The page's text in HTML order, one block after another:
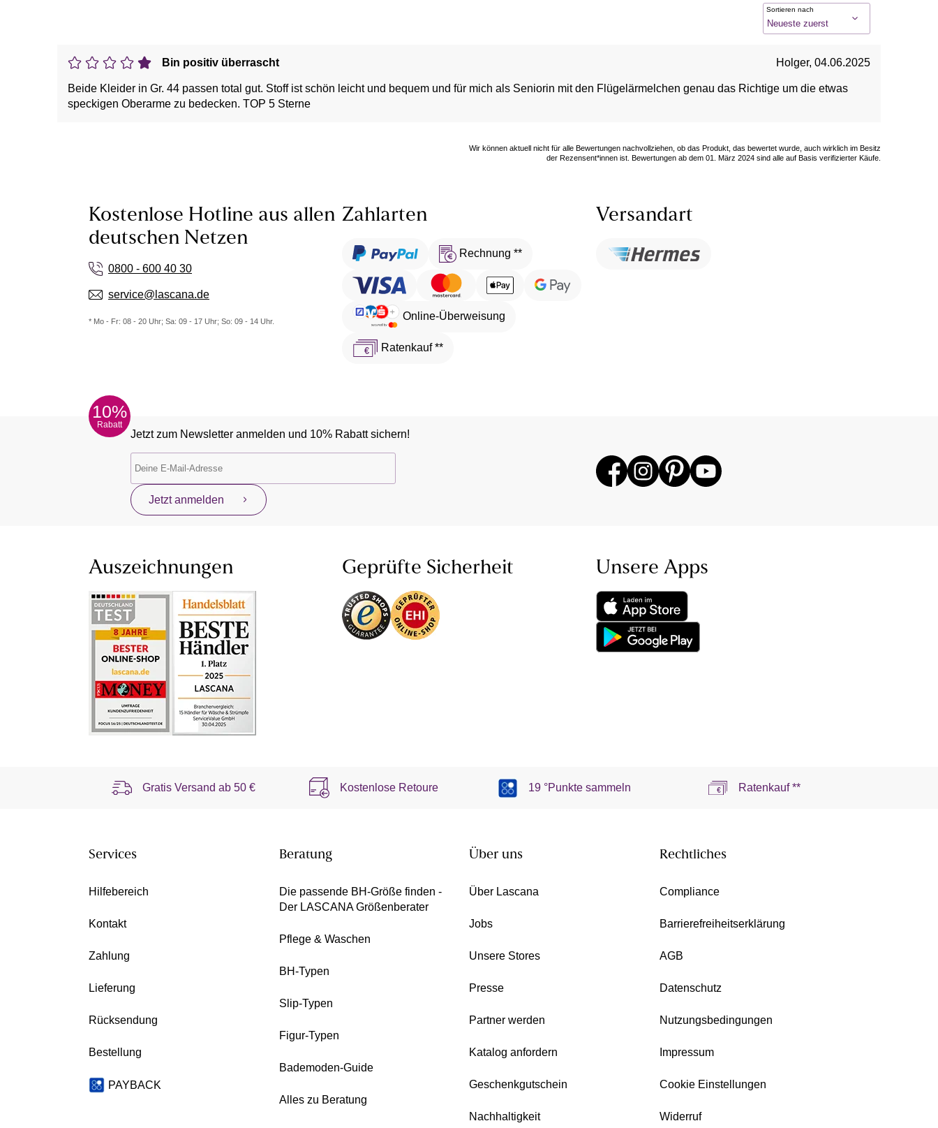
Sortieren nach
Bin positiv überrascht Holger, 04.06.2025
Beide Kleider in Gr. 44 passen total gut. Stoff ist schön leicht und bequem und für mich als Seniorin mit den Flügelärmelchen genau das Richtige um die etwas
speckigen Oberarme zu bedecken. TOP 5 Sterne
Wir können aktuell nicht für alle Bewertungen nachvollziehen, ob das Produkt, das bewertet wurde, auch wirklich im Besitz
der Rezensent*innen ist. Bewertungen ab dem 01. März 2024 sind alle auf Basis verifizierter Käufe.
Kostenlose Hotline aus allen
deutschen Netzen
0800 - 600 40 30
service@lascana.de
* Mo - Fr: 08 - 20 Uhr; Sa: 09 - 17 Uhr; So: 09 - 14 Uhr.
Zahlarten
Rechnung **
Online-Überweisung
Ratenkauf **
Versandart
10%
Rabatt
Jetzt zum Newsletter anmelden und 10% Rabatt sichern!
Jetzt anmelden
Auszeichnungen Geprüfte Sicherheit Unsere Apps
Gratis Versand ab50 € Kostenlose Retoure 19 °Punkte sammeln Ratenkauf **
Services
Hilfebereich
Kontakt
Zahlung
Lieferung
Rücksendung
Bestellung
PAYBACK
Beratung
Die passende BH-Größe finden -
Der LASCANA Größenberater
Pflege & Waschen
BH-Typen
Slip-Typen
Figur-Typen
Bademoden-Guide
Alles zu Beratung
Über uns
Über Lascana
Jobs
Unsere Stores
Presse
Partner werden
Katalog anfordern
Geschenkgutschein
Nachhaltigkeit
Rechtliches
Compliance
Barrierefreiheitserklärung
AGB
Datenschutz
Nutzungsbedingungen
Impressum
Cookie Einstellungen
Widerruf